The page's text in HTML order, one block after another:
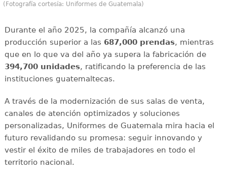
(Fotografía cortesía: Uniformes de Guatemala)
Durante el año 2025, la compañía alcanzó una
producción superior a las 687,000 prendas, mientras
que en lo que va del año ya supera la fabricación de
394,700 unidades, ratificando la preferencia de las
instituciones guatemaltecas.
A través de la modernización de sus salas de venta,
canales de atención optimizados y soluciones
personalizadas, Uniformes de Guatemala mira hacia el
futuro revalidando su promesa: seguir innovando y
vestir el éxito de miles de trabajadores en todo el
territorio nacional.